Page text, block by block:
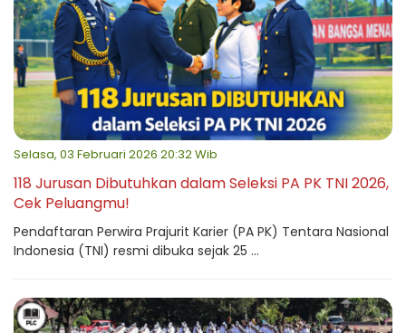
Selasa, 03 Februari 2026 20:32 Wib
118 Jurusan Dibutuhkan dalam Seleksi PA PK TNI 2026,
Cek Peluangmu!
Pendaftaran Perwira Prajurit Karier (PA PK) Tentara Nasional
Indonesia (TNI) resmi dibuka sejak 25 ...